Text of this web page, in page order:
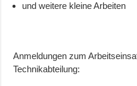
und weitere kleine Arbeiten
Anmeldungen zum
Technikabteilung: